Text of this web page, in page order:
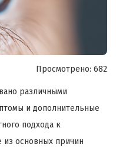
Просмотрено: 682
различными
и дополнительные
подхода к
из основных причин